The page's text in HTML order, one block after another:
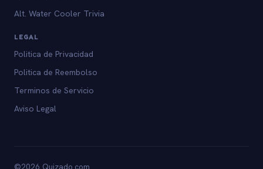
Alt. Water Cooler Trivia
LEGAL
Politica de Privacidad
Politica de Reembolso
Terminos de Servicio
Aviso Legal
©2026 Quizado.com